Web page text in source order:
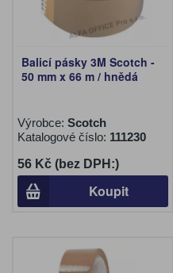
Balicí pásky 3M Scotch -
50 mm x 66 m / hnědá
Výrobce: Scotch
Katalogové číslo: 111230
56 Kč (bez DPH:)
Koupit